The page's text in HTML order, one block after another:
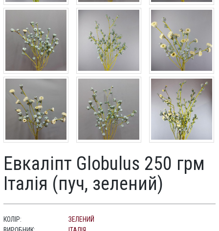
Евкаліпт Globulus 250 грм
Італія (пуч, зелений)
КОЛІР:
ЗЕЛЕНИЙ